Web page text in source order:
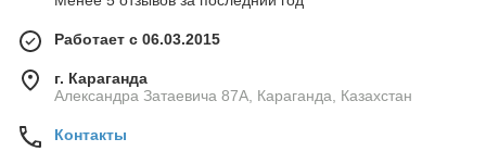
Работает с 06.03.2015
г. Караганда
Александра Затаевича 87А, Караганда, Казахстан
Контакты